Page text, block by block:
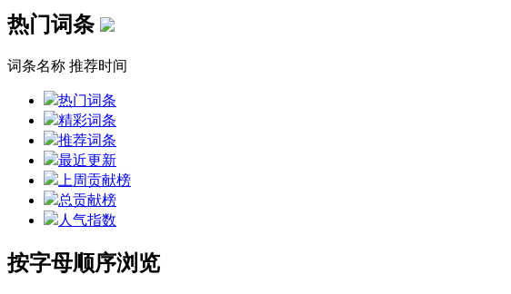
热门词条
词条名称 推荐时间
热门词条
精彩词条
推荐词条
最近更新
上周贡献榜
总贡献榜
人气指数
按字母顺序浏览